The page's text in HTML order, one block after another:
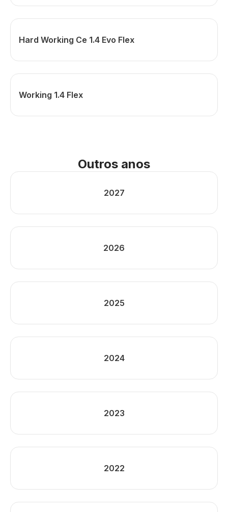
Hard Working Ce 1.4 Evo Flex
Working 1.4 Flex
Outros anos
2027
2026
2025
2024
2023
2022